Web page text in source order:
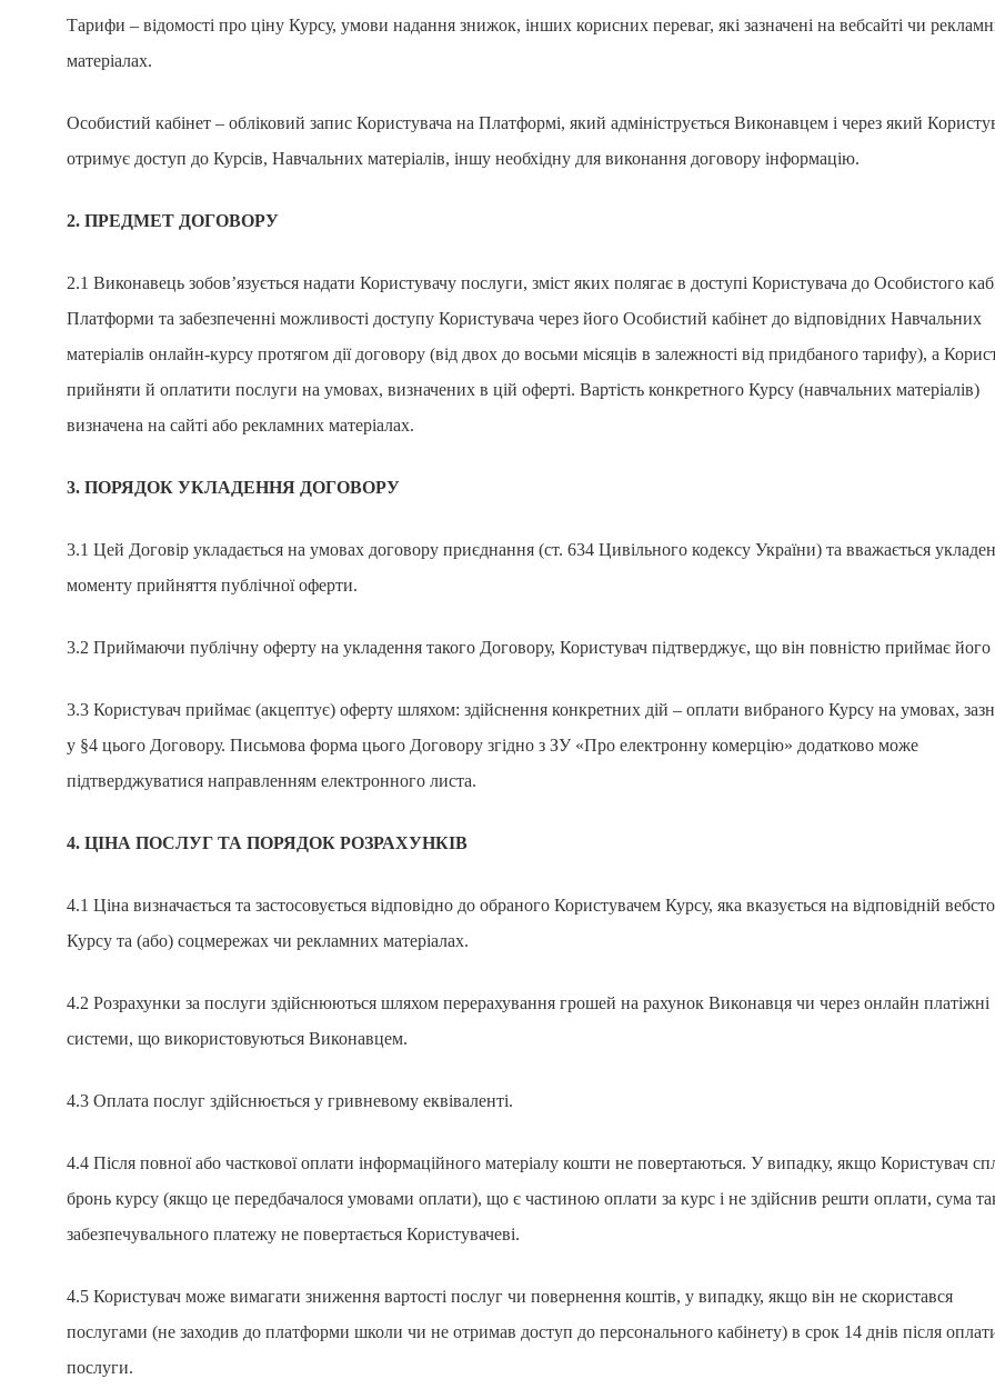
Тарифи – відомості про ціну Курсу, умови надання знижок, інших корисних переваг, які зазначені на вебсайті чи
матеріалах.
Особистий кабінет – обліковий запис Користувача на Платформі, який адмініструється Виконавцем і через який
отримує доступ до Курсів, Навчальних матеріалів, іншу необхідну для виконання договору інформацію.
2. ПРЕДМЕТ ДОГОВОРУ
2.1 Виконавець зобов’язується надати Користувачу послуги, зміст яких полягає в доступі Користувача до Особистого
Платформи та забезпеченні можливості доступу Користувача через його Особистий кабінет до відповідних Навчальних
матеріалів онлайн-курсу протягом дії договору (від двох до восьми місяців в залежності від придбаного тарифу), а
прийняти й оплатити послуги на умовах, визначених в цій оферті. Вартість конкретного Курсу (навчальних матеріалів)
визначена на сайті або рекламних матеріалах.
3. ПОРЯДОК УКЛАДЕННЯ ДОГОВОРУ
3.1 Цей Договір укладається на умовах договору приєднання (ст. 634 Цивільного кодексу України) та вважається
моменту прийняття публічної оферти.
3.2 Приймаючи публічну оферту на укладення такого Договору, Користувач підтверджує, що він повністю приймає
3.3 Користувач приймає (акцептує) оферту шляхом: здійснення конкретних дій – оплати вибраного Курсу на умовах,
у §4 цього Договору. Письмова форма цього Договору згідно з ЗУ «Про електронну комерцію» додатково може
підтверджуватися направленням електронного листа.
4. ЦІНА ПОСЛУГ ТА ПОРЯДОК РОЗРАХУНКІВ
4.1 Ціна визначається та застосовується відповідно до обраного Користувачем Курсу, яка вказується на відповідній
Курсу та (або) соцмережах чи рекламних матеріалах.
4.2 Розрахунки за послуги здійснюються шляхом перерахування грошей на рахунок Виконавця чи через онлайн платіжні
системи, що використовуються Виконавцем.
4.3 Оплата послуг здійснюється у гривневому еквіваленті.
4.4 Після повної або часткової оплати інформаційного матеріалу кошти не повертаються. У випадку, якщо Користувач
бронь курсу (якщо це передбачалося умовами оплати), що є частиною оплати за курс і не здійснив решти оплати, сума
забезпечувального платежу не повертається Користувачеві.
4.5 Користувач може вимагати зниження вартості послуг чи повернення коштів, у випадку, якщо він не скористався
послугами (не заходив до платформи школи чи не отримав доступ до персонального кабінету) в срок 14 днів після
послуги.